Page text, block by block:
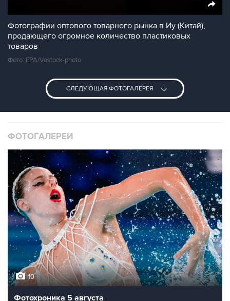
Фотографии оптового товарного рынка в Иу (Китай),
продающего огромное количество пластиковых
товаров
Фото: EPA/Vostock-photo
СЛЕДУЮЩАЯ ФОТОГАЛЕРЕЯ
ФОТОГАЛЕРЕИ
10
Фотохроника 5 августа